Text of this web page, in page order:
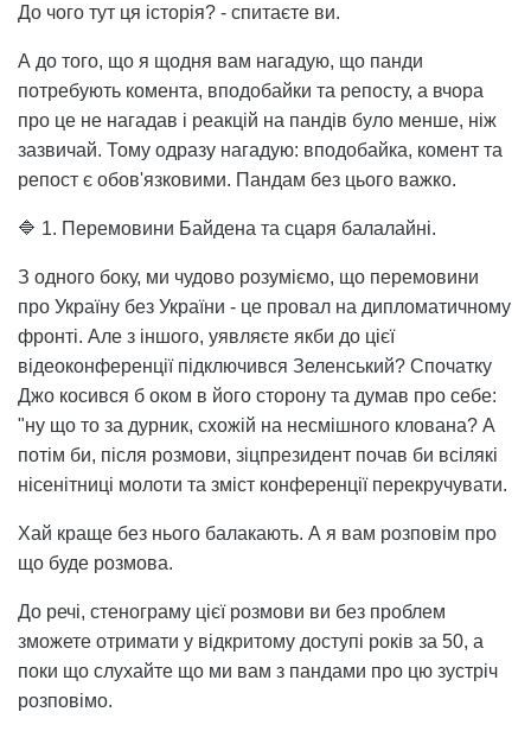
До чого тут ця історія? - спитаєте ви.
А до того, що я щодня вам нагадую, що панди
потребують комента, вподобайки та репосту, а вчора
про це не нагадав і реакцій на пандів було менше, ніж
зазвичай. Тому одразу нагадую: вподобайка, комент та
репост є обов'язковими. Пандам без цього важко.
🔷 1. Перемовини Байдена та сцаря балалайні.
З одного боку, ми чудово розуміємо, що перемовини
про Україну без України - це провал на дипломатичному
фронті. Але з іншого, уявляєте якби до цієї
відеоконференції підключився Зеленський? Спочатку
Джо косився б оком в його сторону та думав про себе:
"ну що то за дурник, схожій на несмішного клована? А
потім би, після розмови, зіцпрезидент почав би всілякі
нісенітниці молоти та зміст конференції перекручувати.
Хай краще без нього балакають. А я вам розповім про
що буде розмова.
До речі, стенограму цієї розмови ви без проблем
зможете отримати у відкритому доступі років за 50, а
поки що слухайте що ми вам з пандами про цю зустріч
розповімо.